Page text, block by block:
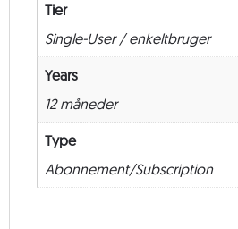
Tier
Single-User / enkeltbruger
Years
12 måneder
Type
Abonnement/Subscription